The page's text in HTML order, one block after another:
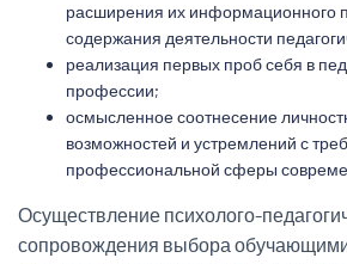
расширения их информационного
содержания деятельности
реализация первых проб себя в
профессии;
осмысленное соотнесение
возможностей и устремлений с
профессиональной сферы
Осуществление психолого-
сопровождения выбора